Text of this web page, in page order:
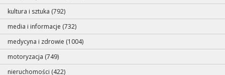
kultura i sztuka (792)
media i informacje (732)
medycyna i zdrowie (1004)
motoryzacja (749)
nieruchomości (422)